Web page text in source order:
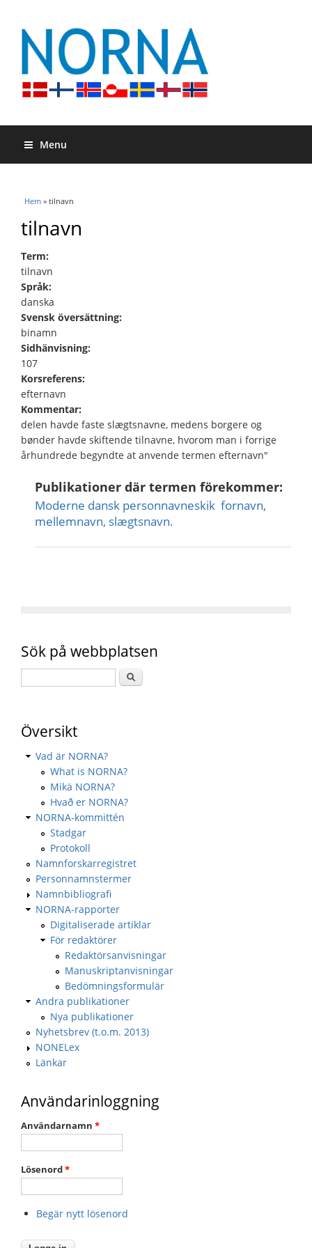
Menu
Du är här
Hem » tilnavn
tilnavn
Term:
tilnavn
Språk:
danska
Svensk översättning:
binamn
Sidhänvisning:
107
Korsreferens:
efternavn
Kommentar:
delen havde faste slægtsnavne, medens borgere og
bønder havde skiftende tilnavne, hvorom man i forrige
århundrede begyndte at anvende termen efternavn"
Publikationer där termen förekommer:
Moderne dansk personnavneskik  fornavn,
mellemnavn, slægtsnavn.
Sök på webbplatsen
Översikt
Vad är NORNA?
What is NORNA?
Mikä NORNA?
Hvað er NORNA?
NORNA-kommittén
Stadgar
Protokoll
Namnforskarregistret
Personnamnstermer
Namnbibliografi
NORNA-rapporter
Digitaliserade artiklar
För redaktörer
Redaktörsanvisningar
Manuskriptanvisningar
Bedömningsformulär
Andra publikationer
Nya publikationer
Nyhetsbrev (t.o.m. 2013)
NONELex
Länkar
Användarinloggning
Användarnamn *
Lösenord*
Begär nytt lösenord